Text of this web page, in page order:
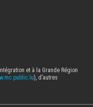
et à la Grande Région
), d’autres